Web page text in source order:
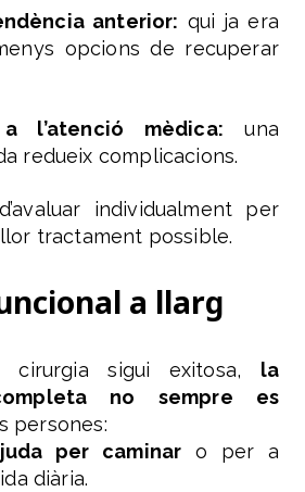
anterior: qui ja era
opcions de recuperar
l’atenció mèdica: una
redueix complicacions.
individualment per
tractament possible.
a llarg
cirurgia sigui exitosa, la
no sempre es
persones:
per caminar o per a
diària.